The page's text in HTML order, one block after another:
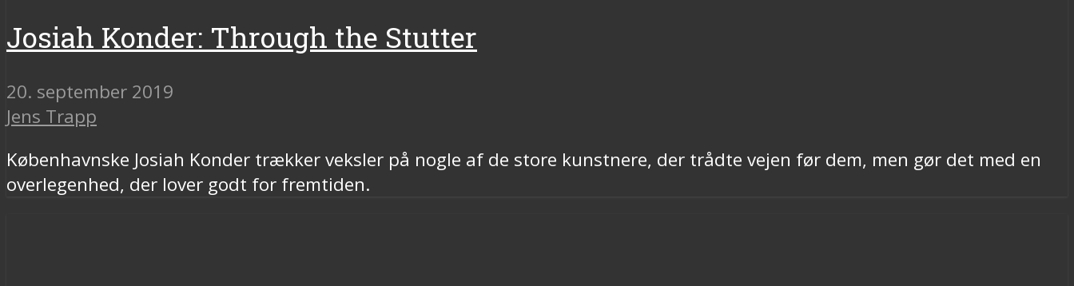
Josiah Konder: Through the Stutter
20. september 2019
Jens Trapp
Københavnske Josiah Konder trækker veksler på nogle af de store kunstnere, der trådte vejen før dem, men gør det med en
overlegenhed, der lover godt for fremtiden.